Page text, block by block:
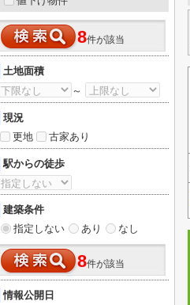
8件が該当
土地面積
～
現況
更地
古家あり
駅からの徒歩
建築条件
指定しない
あり なし
8件が該当
情報公開日